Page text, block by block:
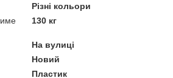
Різні кольори
130 кг
На вулиці
Новий
Пластик